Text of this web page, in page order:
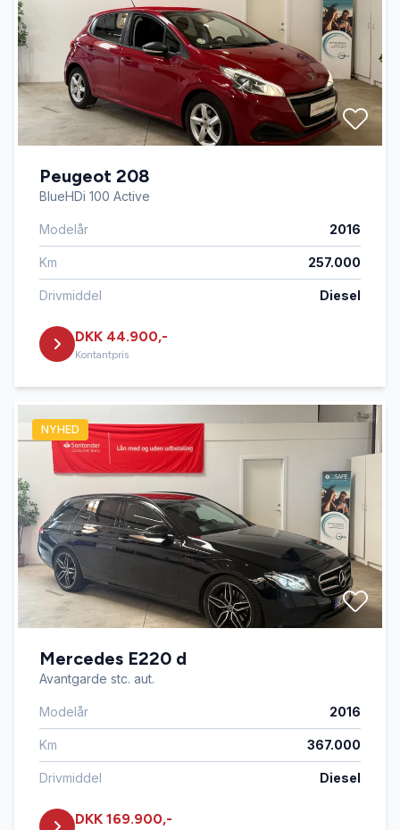
Peugeot 208
BlueHDi 100 Active
Modelår 2016
Km 257.000
Drivmiddel Diesel
DKK 44.900,-
Kontantpris
NYHED
Mercedes E220 d
Avantgarde stc. aut.
Modelår 2016
Km 367.000
Drivmiddel Diesel
DKK 169.900,-